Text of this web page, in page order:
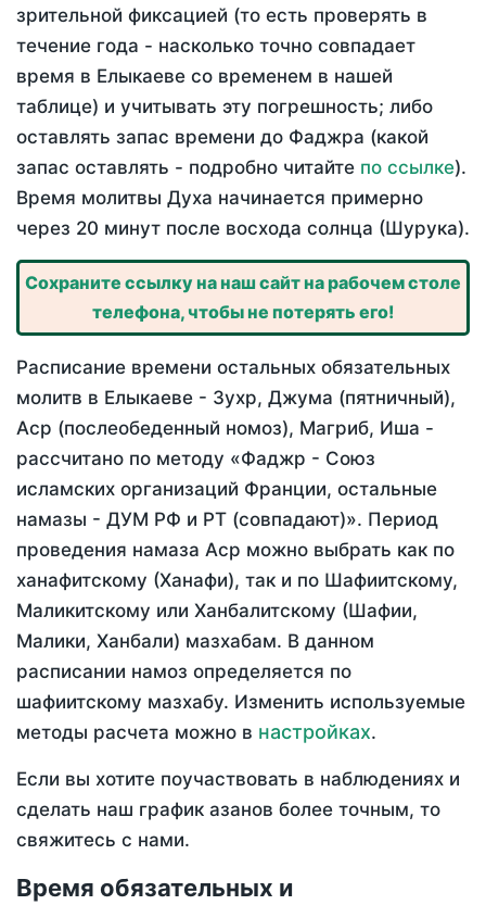
зрительной фиксацией (то есть проверять в
течение года - насколько точно совпадает
время в Елыкаеве со временем в нашей
таблице) и учитывать эту погрешность; либо
оставлять запас времени до Фаджра (какой
запас оставлять - подробно читайте по ссылке).
Время молитвы Духа начинается примерно
через 20 минут после восхода солнца (Шурука).
Сохраните ссылку на наш сайт на рабочем столе
телефона, чтобы не потерять его!
Расписание времени остальных обязательных
молитв в Елыкаеве - Зухр, Джума (пятничный),
Аср (послеобеденный номоз), Магриб, Иша -
рассчитано по методу «Фаджр - Союз
исламских организаций Франции, остальные
намазы - ДУМ РФ и РТ (совпадают)». Период
проведения намаза Аср можно выбрать как по
ханафитскому (Ханафи), так и по Шафиитскому,
Маликитскому или Ханбалитскому (Шафии,
Малики, Ханбали) мазхабам. В данном
расписании намоз определяется по
шафиитскому мазхабу. Изменить используемые
методы расчета можно в настройках.
Если вы хотите поучаствовать в наблюдениях и
сделать наш график азанов более точным, то
свяжитесь с нами.
Время обязательных и